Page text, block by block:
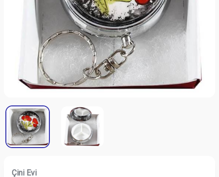
Çini Evi